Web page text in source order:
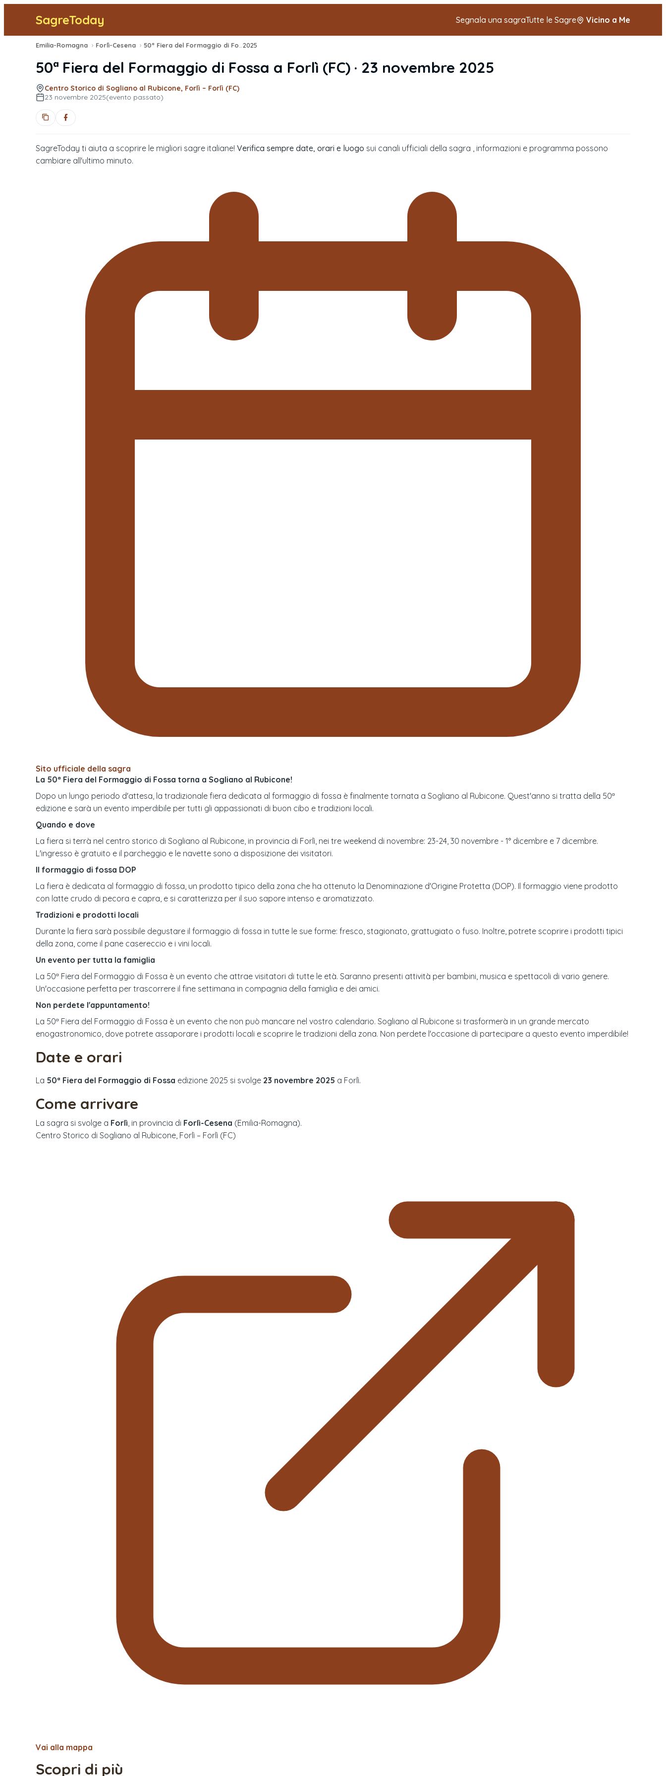
SagreToday Segnala una sagraTutte le Sagre Vicino a Me
Emilia-Romagna › Forlì-Cesena › ›
2025
50ª Fiera del Formaggio di Fossa a Forlì (FC) · 23 novembre 2025
Centro Storico di Sogliano al Rubicone, Forlì – Forlì (FC)
23 novembre 2025(evento passato)
SagreToday ti aiuta a scoprire le migliori sagre italiane! Verifica sempre date, orari e luogo sui canali ufficiali della sagra , informazioni e programma possono
cambiare all'ultimo minuto.
Sito ufficiale della sagra
La 50ª Fiera del Formaggio di Fossa torna a Sogliano al Rubicone!
Dopo un lungo periodo d'attesa, la tradizionale fiera dedicata al formaggio di fossa è finalmente tornata a Sogliano al Rubicone. Quest'anno si tratta della 50ª
edizione e sarà un evento imperdibile per tutti gli appassionati di buon cibo e tradizioni locali.
Quando e dove
La fiera si terrà nel centro storico di Sogliano al Rubicone, in provincia di Forlì, nei tre weekend di novembre: 23-24, 30 novembre - 1° dicembre e 7 dicembre.
L'ingresso è gratuito e il parcheggio e le navette sono a disposizione dei visitatori.
Il formaggio di fossa DOP
La fiera è dedicata al formaggio di fossa, un prodotto tipico della zona che ha ottenuto la Denominazione d'Origine Protetta (DOP). Il formaggio viene prodotto
con latte crudo di pecora e capra, e si caratterizza per il suo sapore intenso e aromatizzato.
Tradizioni e prodotti locali
Durante la fiera sarà possibile degustare il formaggio di fossa in tutte le sue forme: fresco, stagionato, grattugiato o fuso. Inoltre, potrete scoprire i prodotti tipici
della zona, come il pane casereccio e i vini locali.
Un evento per tutta la famiglia
La 50ª Fiera del Formaggio di Fossa è un evento che attrae visitatori di tutte le età. Saranno presenti attività per bambini, musica e spettacoli di vario genere.
Un'occasione perfetta per trascorrere il fine settimana in compagnia della famiglia e dei amici.
Non perdete l'appuntamento!
La 50ª Fiera del Formaggio di Fossa è un evento che non può mancare nel vostro calendario. Sogliano al Rubicone si trasformerà in un grande mercato
enogastronomico, dove potrete assaporare i prodotti locali e scoprire le tradizioni della zona. Non perdete l'occasione di partecipare a questo evento imperdibile!
Date e orari
La 50ª Fiera del Formaggio di Fossa edizione 2025 si svolge 23 novembre 2025 a Forlì.
Come arrivare
La sagra si svolge a Forlì , in provincia di Forlì-Cesena (Emilia-Romagna).
Centro Storico di Sogliano al Rubicone, Forlì – Forlì (FC)
Vai alla mappa
Scopri di più